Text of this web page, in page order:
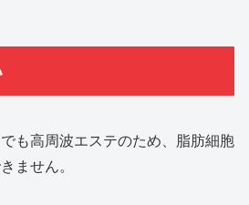
も高周波エステのため、脂肪細胞
ません。